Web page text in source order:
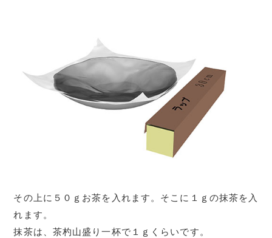
その上に５０ｇお茶を入れます。そこに１ｇの抹茶を入
れます。
抹茶は、茶杓山盛り一杯で１ｇくらいです。